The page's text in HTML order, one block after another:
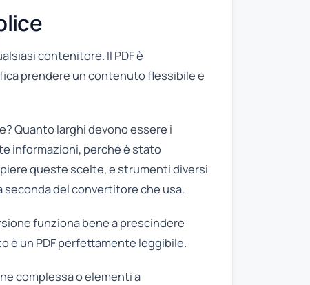
contenitore. Il PDF è
prendere un contenuto flessibile e
Quanto larghi devono essere i
informazioni, perché è stato
queste scelte, e strumenti diversi
seconda del convertitore che usa.
funziona bene a prescindere
è un PDF perfettamente leggibile.
complessa o elementi a